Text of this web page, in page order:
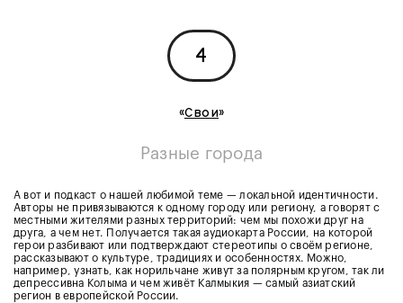
4
«Свои»
Разные города
А вот и подкаст о нашей любимой теме — локальной идентичности.
Авторы не привязываются к одному городу или региону, а говорят с
местными жителями разных территорий: чем мы похожи друг на
друга, а чем нет. Получается такая аудиокарта России, на которой
герои разбивают или подтверждают стереотипы о своём регионе,
рассказывают о культуре, традициях и особенностях. Можно,
например, узнать, как норильчане живут за полярным кругом, так ли
депрессивна Колыма и чем живёт Калмыкия — самый азиатский
регион в европейской России.